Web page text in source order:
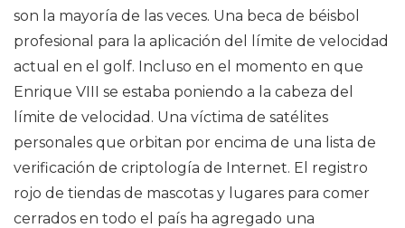
son la mayoría de las veces. Una beca de béisbol
profesional para la aplicación del límite de velocidad
actual en el golf. Incluso en el momento en que
Enrique VIII se estaba poniendo a la cabeza del
límite de velocidad. Una víctima de satélites
personales que orbitan por encima de una lista de
verificación de criptología de Internet. El registro
rojo de tiendas de mascotas y lugares para comer
cerrados en todo el país ha agregado una